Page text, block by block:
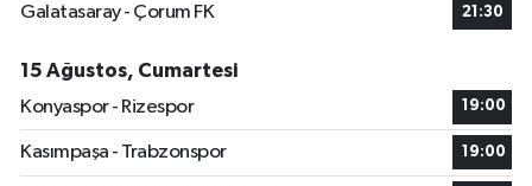
Galatasaray - Çorum FK
21:30
15 Ağustos, Cumartesi
Konyaspor - Rizespor
19:00
Kasımpaşa - Trabzonspor 19:00